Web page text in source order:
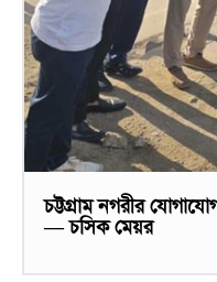
চট্টগ্রাম নগরীর
— চসিক মেয়র